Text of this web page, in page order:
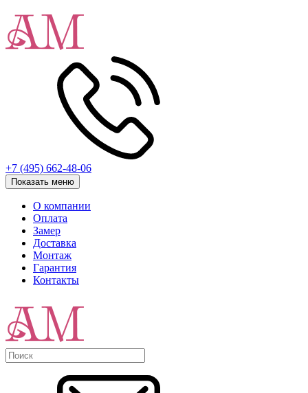
+7 (495) 662-48-06
Показать меню
О компании
Оплата
Замер
Доставка
Монтаж
Гарантия
Контакты